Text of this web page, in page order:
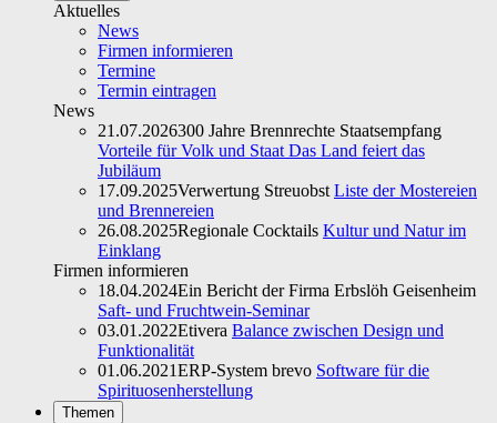
Aktuelles
News
Firmen informieren
Termine
Termin eintragen
News
21.07.2026300 Jahre Brennrechte Staatsempfang
Vorteile für Volk und Staat Das Land feiert das
Jubiläum
17.09.2025Verwertung Streuobst Liste der Mostereien
und Brennereien
26.08.2025Regionale Cocktails Kultur und Natur im
Einklang
Firmen informieren
18.04.2024Ein Bericht der Firma Erbslöh Geisenheim
Saft- und Fruchtwein-Seminar
03.01.2022Etivera Balance zwischen Design und
Funktionalität
01.06.2021ERP-System brevo Software für die
Spirituosenherstellung
Themen